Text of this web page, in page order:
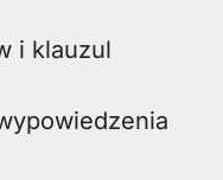
i klauzul